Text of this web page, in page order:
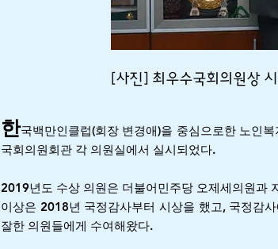
[사진] 최우수국회의원상
한국백만인클럽(회장 변경애)을 중심으로한 노인
국회의원회관 각 의원실에서 실시되었다.
2019년도 수상 의원은 더불어민주당 오제세의원과
이상은 2018년 국정감사부터 시상을 했고, 국정감
잘한 의원들에게 수여해왔다.